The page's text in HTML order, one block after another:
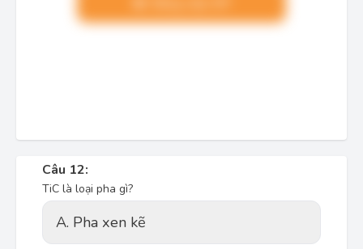
Câu 12:
TiC là loại pha gì?
A. Pha xen kẽ